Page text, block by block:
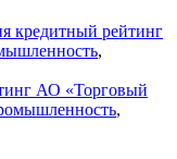
кредитный рейтинг
,
АО «Торговый
,